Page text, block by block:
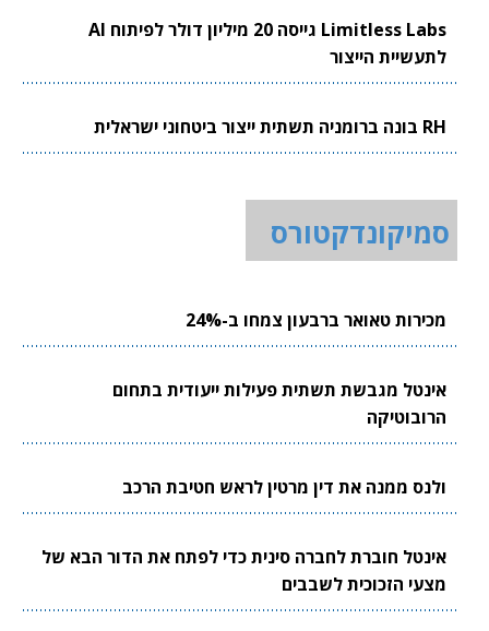
Limitless Labs גייסה 20 מיליון דולר לפיתוח AI
לתעשיית הייצור
RH בונה ברומניה תשתית ייצור ביטחוני ישראלית
סמיקונדקטורס
מכירות טאואר ברבעון צמחו ב-24%
אינטל מגבשת תשתית פעילות ייעודית בתחום
הרובוטיקה
ולנס ממנה את דין מרטין לראש חטיבת הרכב
אינטל חוברת לחברה סינית כדי לפתח את הדור הבא של
מצעי הזכוכית לשבבים